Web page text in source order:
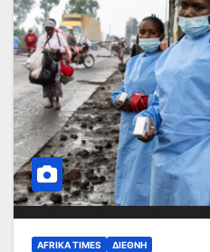
AFRIKA TIMES ΔΙΕΘΝΉ